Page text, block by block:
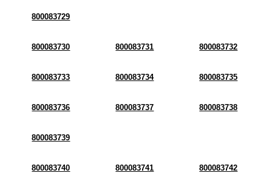
800083729
800083730 800083731 800083732
800083733 800083734 800083735
800083736 800083737 800083738
800083739
800083740 800083741 800083742